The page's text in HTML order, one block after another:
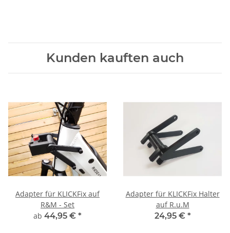
Kunden kauften auch
Adapter für KLICKFix auf
R&M - Set
ab 44,95 € *
Adapter für KLICKFix Halter
auf R.u.M
24,95 € *